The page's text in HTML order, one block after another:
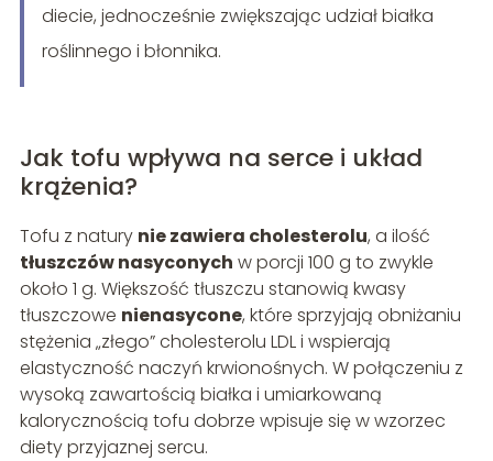
diecie, jednocześnie zwiększając udział białka
roślinnego i błonnika.
Jak tofu wpływa na serce i układ
krążenia?
Tofu z natury nie zawiera cholesterolu, a ilość
tłuszczów nasyconych w porcji 100 g to zwykle
około 1 g. Większość tłuszczu stanowią kwasy
tłuszczowe nienasycone, które sprzyjają obniżaniu
stężenia „złego” cholesterolu LDL i wspierają
elastyczność naczyń krwionośnych. W połączeniu z
wysoką zawartością białka i umiarkowaną
kalorycznością tofu dobrze wpisuje się w wzorzec
diety przyjaznej sercu.